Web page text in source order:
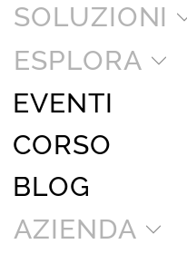
SOLUZIONI
ESPLORA
EVENTI
CORSO
BLOG
AZIENDA